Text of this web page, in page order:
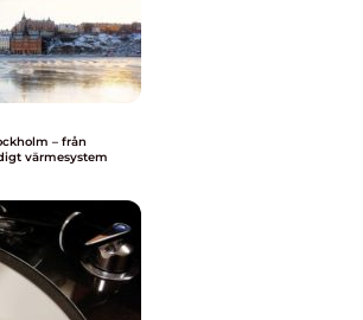
– från
värmesystem